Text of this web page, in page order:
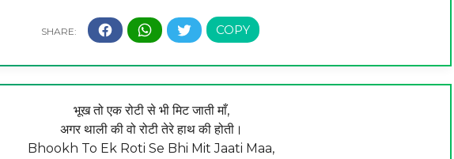
भूख तो एक रोटी से भी मिट जाती माँ,
अगर थाली की वो रोटी तेरे हाथ की होती।
Bhookh To Ek Roti Se Bhi Mit Jaati Maa,